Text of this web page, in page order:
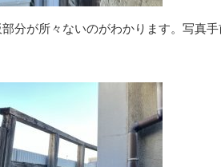
分が所々ないのがわかります。写真